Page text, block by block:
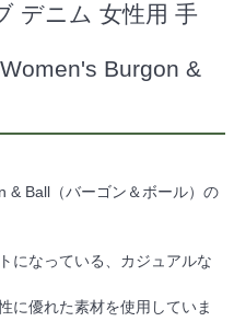
デニム 女性用 手
Burgon &
& Ball（バーゴン＆ボール）の
になっている、カジュアルな
に優れた素材を使用していま